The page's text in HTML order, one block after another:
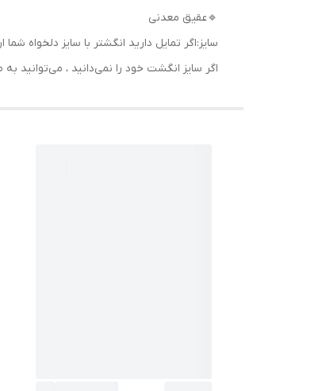
🔹عقیق معدنی
سایز:اگر تمایل دارید انگشتر با سایز
اگر سایز انگشت خود را نمی‌دانید ،